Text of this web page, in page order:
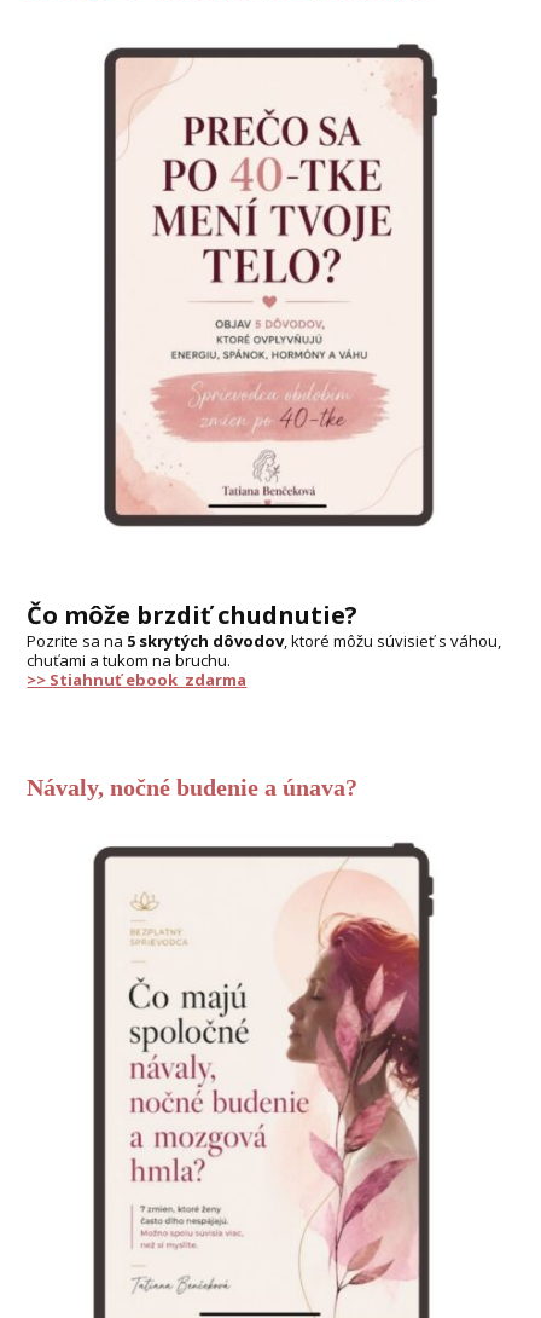
Čo môže brzdiť chudnutie?
Pozrite sa na 5 skrytých dôvodov, ktoré môžu súvisieť s váhou,
chuťami a tukom na bruchu.
>> Stiahnuť ebook zdarma
Návaly, nočné budenie a únava?